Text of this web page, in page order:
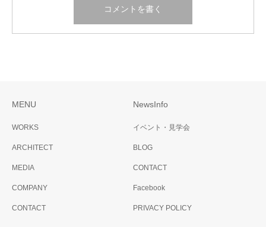
MENU
WORKS
ARCHITECT
MEDIA
COMPANY
CONTACT
NewsInfo
イベント・見学会
BLOG
CONTACT
Facebook
PRIVACY POLICY